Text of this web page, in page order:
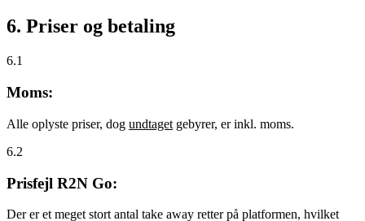
6. Priser og betaling
6.1
Moms:
Alle oplyste priser, dog undtaget gebyrer, er inkl. moms.
6.2
Prisfejl R2N Go:
Der er et meget stort antal take away retter på platformen, hvilket